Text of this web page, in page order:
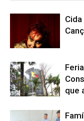
que